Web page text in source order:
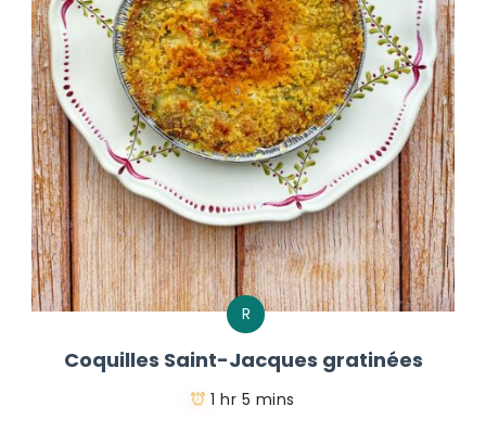
R
Coquilles Saint-Jacques gratinées
1 hr 5 mins